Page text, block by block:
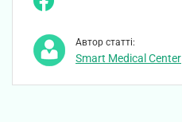
Автор статті:
Smart Medical Center